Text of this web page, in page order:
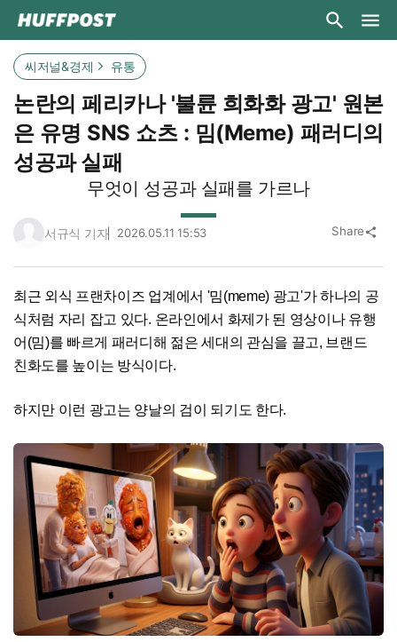
씨저널&경제 유통
논란의 페리카나 '불륜 희화화 광고' 원본
은 유명 SNS 쇼츠 : 밈(Meme) 패러디의
성공과 실패
무엇이 성공과 실패를 가르나
서규식 기자 2026.05.11 15:53 Share share
최근 외식 프랜차이즈 업계에서 '밈(meme) 광고'가 하나의 공
식처럼 자리 잡고 있다. 온라인에서 화제가 된 영상이나 유행
어(밈)를 빠르게 패러디해 젊은 세대의 관심을 끌고, 브랜드
친화도를 높이는 방식이다.
하지만 이런 광고는 양날의 검이 되기도 한다.